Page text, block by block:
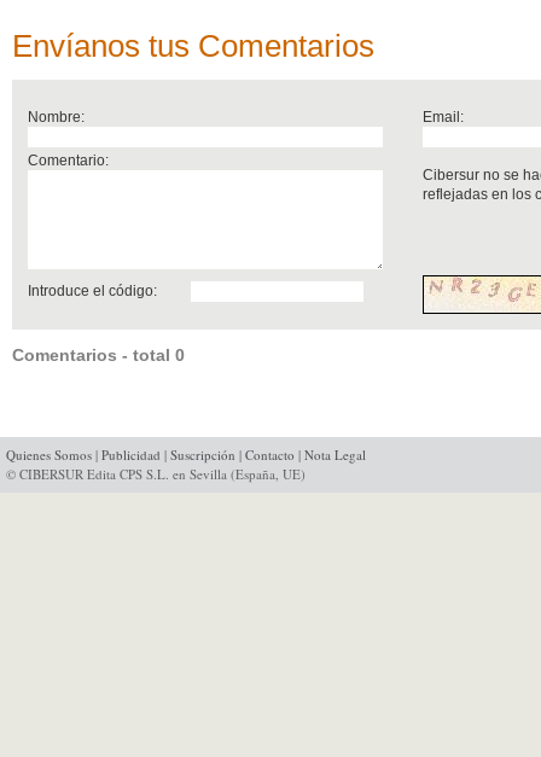
Envíanos tus Comentarios
Nombre: Email:
Comentario:
Cibersur no se
reflejadas en los
Introduce el código:
Comentarios - total 0
Quienes Somos | Publicidad | Suscripción | Contacto | Nota Legal
© CIBERSUR Edita CPS S.L. en Sevilla (España, UE)